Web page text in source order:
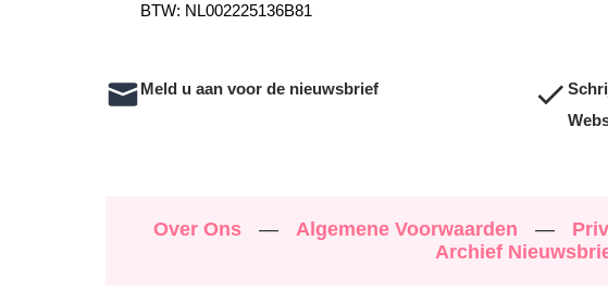
BTW: NL002225136B81
Meld u aan voor de nieuwsbrief
Over Ons — Algemene Voorwaarden —
Archief